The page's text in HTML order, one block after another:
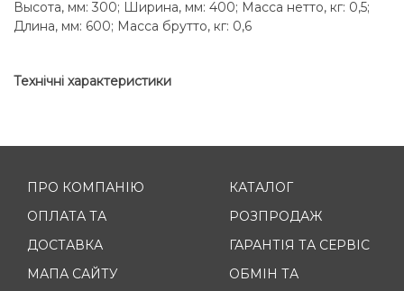
Высота, мм: 300; Ширина, мм: 400; Масса нетто, кг: 0,5;
Длина, мм: 600; Масса брутто, кг: 0,6
Технічні характеристики
ПРО КОМПАНІЮ
ОПЛАТА ТА
ДОСТАВКА
МАПА САЙТУ
КАТАЛОГ
РОЗПРОДАЖ
ГАРАНТІЯ ТА СЕРВІС
ОБМІН ТА